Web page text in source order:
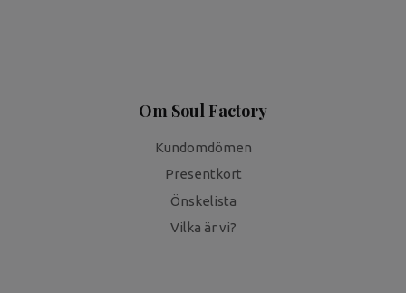
Om Soul Factory
Kundomdömen
Presentkort
Önskelista
Vilka är vi?